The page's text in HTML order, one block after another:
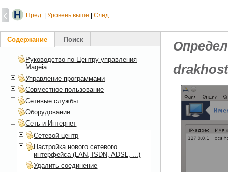
Пред. Уровень выше След.
Содержание Поиск
Руководство по Центру управления
Mageia
Управление программами
Совместное пользование
Сетевые службы
Оборудование
Сеть и Интернет
Сетевой центр
Настройка нового сетевого
интерфейса (LAN, ISDN, ADSL, ...)
Удалить соединение